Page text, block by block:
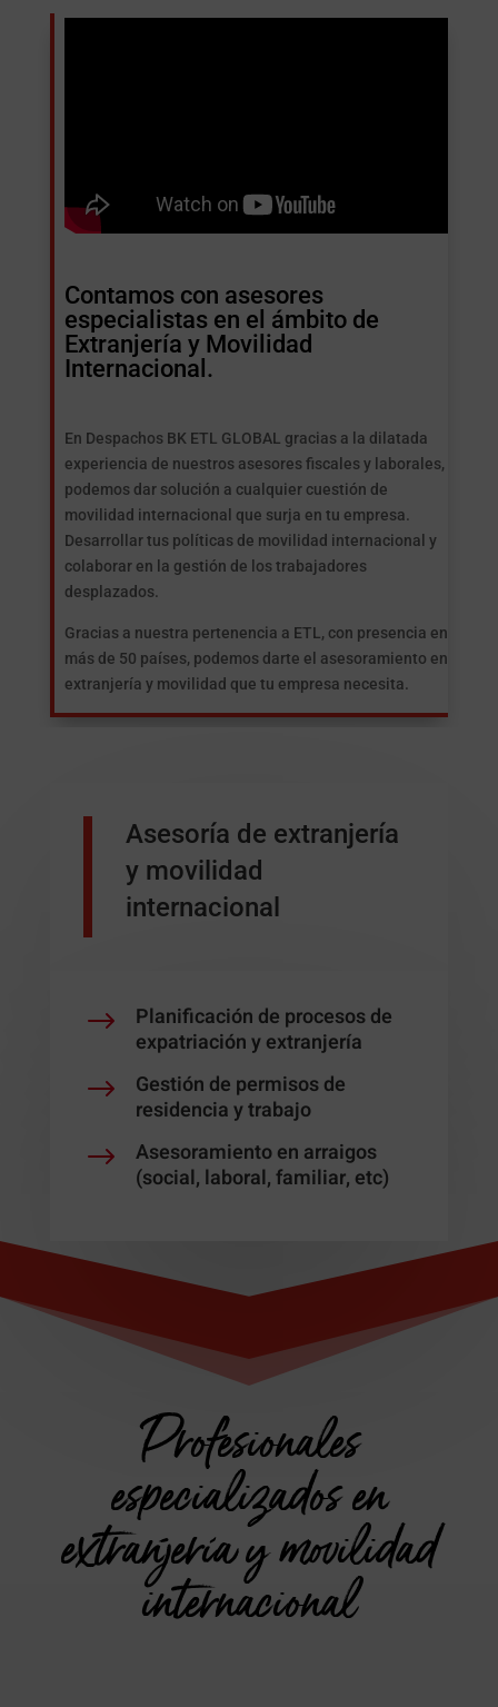
Contamos con asesores
especialistas en el ámbito de
Extranjería y Movilidad
Internacional.
En Despachos BK ETL GLOBAL gracias a la dilatada
experiencia de nuestros asesores fiscales y laborales,
podemos dar solución a cualquier cuestión de
movilidad internacional que surja en tu empresa.
Desarrollar tus políticas de movilidad internacional y
colaborar en la gestión de los trabajadores
desplazados.
Gracias a nuestra pertenencia a ETL, con presencia en
más de 50 países, podemos darte el asesoramiento en
extranjería y movilidad que tu empresa necesita.
Asesoría de extranjería
y movilidad
internacional
$
Planificación de procesos de
expatriación y extranjería
$
Gestión de permisos de
residencia y trabajo
$
Asesoramiento en arraigos
(social, laboral, familiar, etc)
Profesionales
especializados en
extranjería y movilidad
internacional